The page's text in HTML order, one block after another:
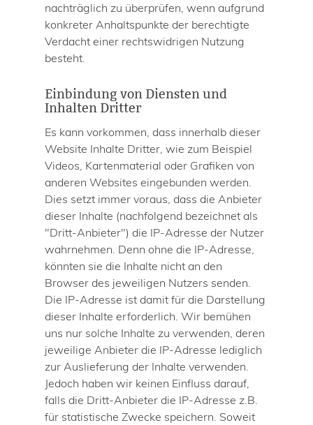
nachträglich zu überprüfen, wenn aufgrund
konkreter Anhaltspunkte der berechtigte
Verdacht einer rechtswidrigen Nutzung
besteht.
Einbindung von Diensten und
Inhalten Dritter
Es kann vorkommen, dass innerhalb dieser
Website Inhalte Dritter, wie zum Beispiel
Videos, Kartenmaterial oder Grafiken von
anderen Websites eingebunden werden.
Dies setzt immer voraus, dass die Anbieter
dieser Inhalte (nachfolgend bezeichnet als
"Dritt-Anbieter") die IP-Adresse der Nutzer
wahrnehmen. Denn ohne die IP-Adresse,
könnten sie die Inhalte nicht an den
Browser des jeweiligen Nutzers senden.
Die IP-Adresse ist damit für die Darstellung
dieser Inhalte erforderlich. Wir bemühen
uns nur solche Inhalte zu verwenden, deren
jeweilige Anbieter die IP-Adresse lediglich
zur Auslieferung der Inhalte verwenden.
Jedoch haben wir keinen Einfluss darauf,
falls die Dritt-Anbieter die IP-Adresse z.B.
für statistische Zwecke speichern. Soweit